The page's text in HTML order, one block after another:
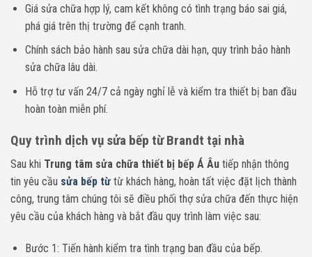
Giá sửa chữa hợp lý, cam kết không có tình trạng báo sai giá,
phá giá trên thị trường để cạnh tranh.
Chính sách bảo hành sau sửa chữa dài hạn, quy trình bảo hành
sửa chữa lâu dài.
Hỗ trợ tư vấn 24/7 cả ngày nghỉ lễ và kiểm tra thiết bị ban đầu
hoàn toàn miễn phí.
Quy trình dịch vụ sửa bếp từ Brandt tại nhà
Sau khi Trung tâm sửa chữa thiết bị bếp Á Âu tiếp nhận thông
tin yêu cầu sửa bếp từ từ khách hàng, hoàn tất việc đặt lịch thành
công, trung tâm chúng tôi sẽ điều phối thợ sửa chữa đến thực hiện
yêu cầu của khách hàng và bắt đầu quy trình làm việc sau:
Bước 1: Tiến hành kiểm tra tình trạng ban đầu của bếp.